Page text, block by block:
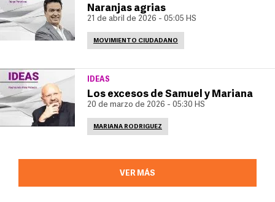
Naranjas agrias
21 de abril de 2026 - 05:05 HS
MOVIMIENTO CIUDADANO
IDEAS
Los excesos de Samuel y Mariana
20 de marzo de 2026 - 05:30 HS
MARIANA RODRIGUEZ
VER MÁS